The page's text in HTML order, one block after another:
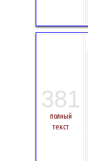
381
полный
текст